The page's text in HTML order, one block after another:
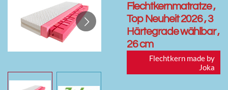
Flechtkernmatratze ,
Top Neuheit 2026 , 3
Härtegrade wählbar ,
26 cm
Flechtkern made by
Joka